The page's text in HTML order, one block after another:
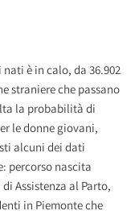
è in calo, da 36.902
straniere che passano
la probabilità di
le donne giovani,
alcuni dei dati
percorso nascita
Assistenza al Parto,
in Piemonte che